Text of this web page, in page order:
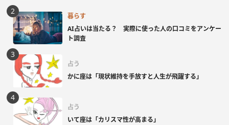
暮らす
AI占いは当たる？ 実際に使った人の口コミをアンケー
ト調査
占う
かに座は「現状維持を手放すと人生が飛躍する」
占う
いて座は「カリスマ性が高まる」